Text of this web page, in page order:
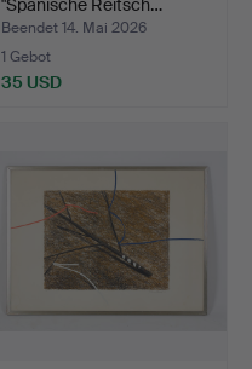
"Spanische Reitsch…
Beendet 14. Mai 2026
1 Gebot
35 USD